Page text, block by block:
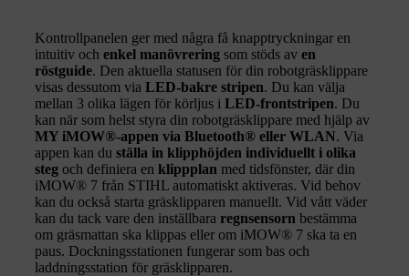
Kontrollpanelen ger med några få knapptryckningar en
intuitiv och enkel manövrering som stöds av en
röstguide. Den aktuella statusen för din robotgräsklippare
visas dessutom via LED-bakre stripen. Du kan välja
mellan 3 olika lägen för körljus i LED-frontstripen. Du
kan när som helst styra din robotgräsklippare med hjälp av
MY iMOW®-appen via Bluetooth® eller WLAN. Via
appen kan du ställa in klipphöjden individuellt i olika
steg och definiera en klippplan med tidsfönster, där din
iMOW® 7 från STIHL automatiskt aktiveras. Vid behov
kan du också starta gräsklipparen manuellt. Vid vått väder
kan du tack vare den inställbara regnsensorn bestämma
om gräsmattan ska klippas eller om iMOW® 7 ska ta en
paus. Dockningsstationen fungerar som bas och
laddningsstation för gräsklipparen.